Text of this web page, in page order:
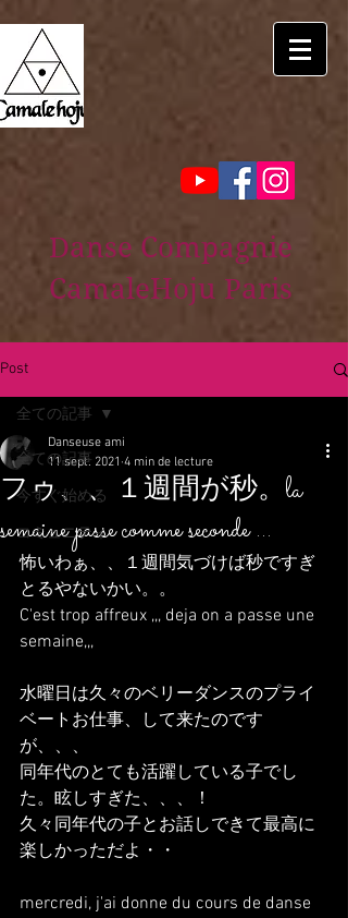
Danse Compagnie
CamaleHoju Paris
Post
全ての記事
今すぐ始める
コミュニティ
全ての記事
フゥ、、１週間が秒。la
semaine passe comme seconde ...
Danseuse ami
11 sept. 2021 4 min de lecture
怖いわぁ、、１週間気づけば秒ですぎ
とるやないかい。。
C'est trop affreux ,,, deja on a passe une
semaine,,,
水曜日は久々のベリーダンスのプライ
ベートお仕事、して来たのです
が、、、
同年代のとても活躍している子でし
た。眩しすぎた、、、！
久々同年代の子とお話しできて最高に
楽しかっただよ・・
mercredi, j'ai donne du cours de danse